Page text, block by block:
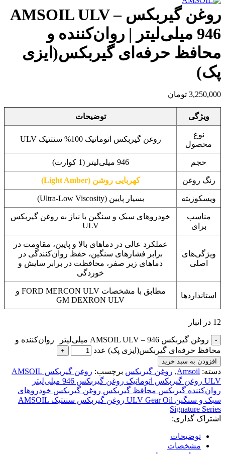
روغن گیربکس AMSOIL ULV –
946 میلی‌لیتر | روان‌کننده و
محافظ حرفه‌ای گیربکس(ایزی
پک)
3,250,000 تومان
ویژگی توضیحات
نوع
محصول
روغن گیربکس اتوماتیک 100% سنتتیک ULV
حجم 946 میلی‌لیتر (1 کوارت)
رنگ روغن کهربایی روشن (Light Amber)
ویسکوزیته بسیار پایین (Ultra-Low Viscosity)
مناسب
برای
خودروهای سبک و سنگین با نیاز به روغن گیربکس
ULV
ویژگی‌های
اصلی
عملکرد عالی در دماهای بالا و پایین، مقاومت در
برابر فشارهای سنگین، حفظ روان‌کنندگی در
دماهای زیر صفر، محافظت در برابر سایش و
خوردگی
استانداردها
مطابق با مشخصات FORD MERCON ULV و
GM DEXRON ULV
12 در انبار
روغن گیربکس AMSOIL ULV – 946 میلی‌لیتر | روان‌کننده و
محافظ حرفه‌ای گیربکس(ایزی پک) عدد
افزودن به سبد خرید
دسته: Amsoil
, روغن گیربکس برچسب:
روغن گیربکس AMSOIL
ULV روغن گیربکس اتوماتیک روغن گیربکس 946 میلی‌لیتر
روان‌کننده گیربکس محافظ گیربکس روغن گیربکس خودروهای
سبک و سنگین ULV Gear Oil روغن گیربکس سنتتیک AMSOIL
Signature Series
اشتراک گذاری:
توضیحات
مشخصات